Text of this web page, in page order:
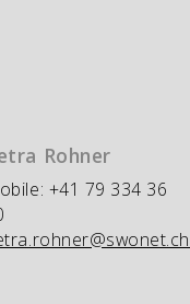
Rohner
+41 79 334 36